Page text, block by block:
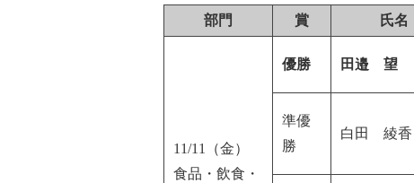
部門 賞 氏名
11/11（金）
食品・飲食・
優勝 田邉 望
準優
勝
白田 綾香